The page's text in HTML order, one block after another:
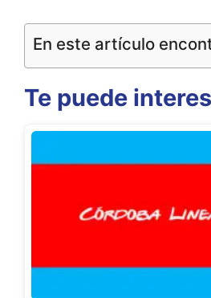
En este artículo
Te puede